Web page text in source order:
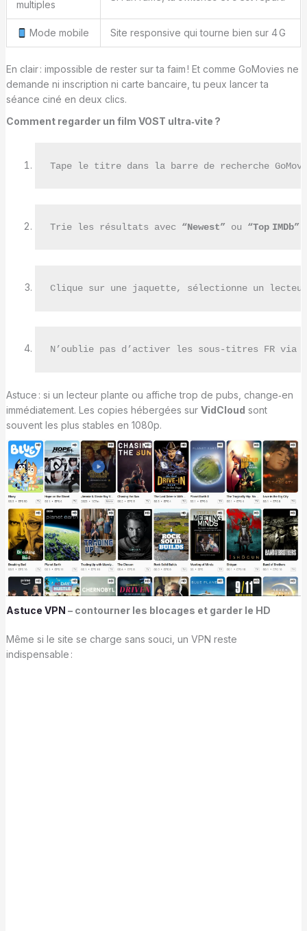
multiples
Mode mobile Site responsive qui tourne bien sur 4 G
En clair : impossible de rester sur ta faim ! Et comme GoMovies ne
demande ni inscription ni carte bancaire, tu peux lancer ta
séance ciné en deux clics.
Comment regarder un film VOST ultra‑vite ?
Tape le titre dans la barre de recherche
Trie les résultats avec “Newest” ou “Top IMDb”
Clique sur une jaquette, sélectionne un
N’oublie pas d’activer les sous‑titres FR via
Astuce : si un lecteur plante ou affiche trop de pubs, change‑en
immédiatement. Les copies hébergées sur VidCloud sont
souvent les plus stables en 1080p.
Astuce VPN – contourner les blocages et garder le HD
Même si le site se charge sans souci, un VPN reste
indispensable :